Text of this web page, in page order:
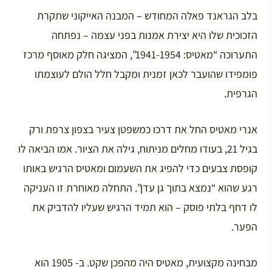
בלב הגראנד פאלה המחודש – המבנה האייקוני שתקרת
הזכוכית שלו היא יצירת אמנות בפני עצמה – נפתחה
התערוכה “מאטיס: 1941-1954”, המציגה חלק מאוסף מרכז
פומפידו שהועבר לכאן זמנית ומקבל חלל הולם לעוצמתו
הגרפית.
אנרי מאטיס החל את דרכו כמשפטן צעיר בצפון צרפת ורק
בגיל 21, בעודו מחלים מניתוח, גילה את הציור. אמו הביאה לו
קופסת צבעים כדי להפיג את השעמום ומאטיס הרגיש באותו
רגע שהוא “נמצא בתוך גן עדן”. התחלה מאוחרת זו העניקה
לו דחף בלתי פוסק – הוא תמיד הרגיש שעליו להדביק את
הפער.
מבחינה מקצועית, מאטיס היה מהפכן שקט. ב- 1905 הוא